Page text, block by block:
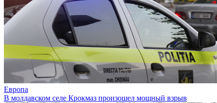
Европа
В молдавском селе Крокмаз произошел мощный взрыв